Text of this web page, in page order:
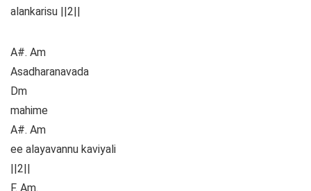
alankarisu ||2||
A#. Am
Asadharanavada
Dm
mahime
A#. Am
ee alayavannu kaviyali
||2||
F. Am.